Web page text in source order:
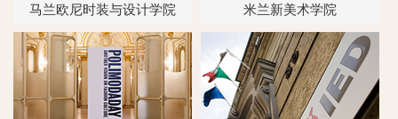
马兰欧尼时装与设计学院 米兰新美术学院